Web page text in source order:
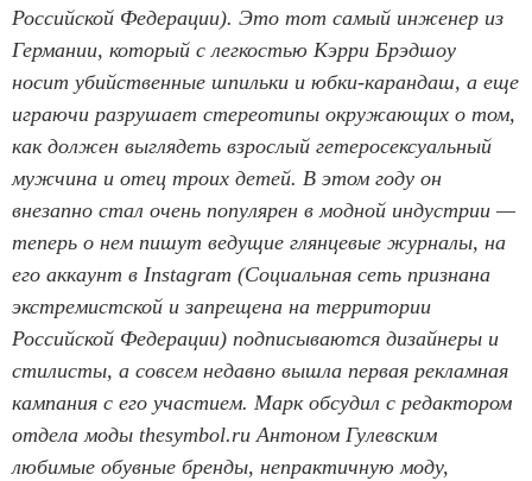
Российской Федерации). Это тот самый инженер из
Германии, который с легкостью Кэрри Брэдшоу
носит убийственные шпильки и юбки-карандаш, а еще
играючи разрушает стереотипы окружающих о том,
как должен выглядеть взрослый гетеросексуальный
мужчина и отец троих детей. В этом году он
внезапно стал очень популярен в модной индустрии —
теперь о нем пишут ведущие глянцевые журналы, на
его аккаунт в Instagram (Социальная сеть признана
экстремистской и запрещена на территории
Российской Федерации) подписываются дизайнеры и
стилисты, а совсем недавно вышла первая рекламная
кампания с его участием. Марк обсудил с редактором
отдела моды thesymbol.ru Антоном Гулевским
любимые обувные бренды, непрактичную моду,